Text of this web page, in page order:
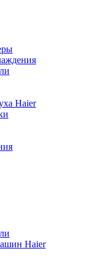
Haier
Haier